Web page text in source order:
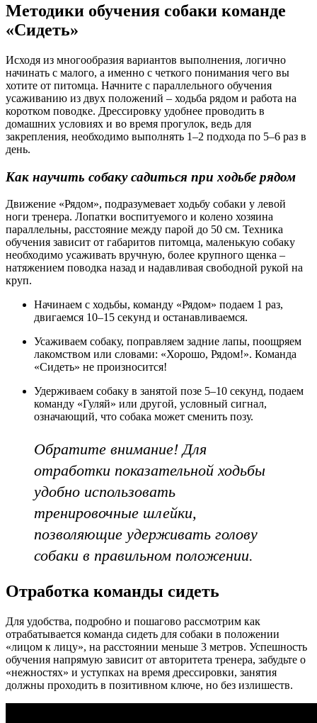
Методики обучения собаки команде
«Сидеть»
Исходя из многообразия вариантов выполнения, логично
начинать с малого, а именно с четкого понимания чего вы
хотите от питомца. Начните с параллельного обучения
усаживанию из двух положений – ходьба рядом и работа на
коротком поводке. Дрессировку удобнее проводить в
домашних условиях и во время прогулок, ведь для
закрепления, необходимо выполнять 1–2 подхода по 5–6 раз в
день.
Как научить собаку садиться при ходьбе рядом
Движение «Рядом», подразумевает ходьбу собаки у левой
ноги тренера. Лопатки воспитуемого и колено хозяина
параллельны, расстояние между парой до 50 см. Техника
обучения зависит от габаритов питомца, маленькую собаку
необходимо усаживать вручную, более крупного щенка –
натяжением поводка назад и надавливая свободной рукой на
круп.
Начинаем с ходьбы, команду «Рядом» подаем 1 раз,
двигаемся 10–15 секунд и останавливаемся.
Усаживаем собаку, поправляем задние лапы, поощряем
лакомством или словами: «Хорошо, Рядом!». Команда
«Сидеть» не произносится!
Удерживаем собаку в занятой позе 5–10 секунд, подаем
команду «Гуляй» или другой, условный сигнал,
означающий, что собака может сменить позу.
Обратите внимание! Для
отработки показательной ходьбы
удобно использовать
тренировочные шлейки,
позволяющие удерживать голову
собаки в правильном положении.
Отработка команды сидеть
Для удобства, подробно и пошагово рассмотрим как
отрабатывается команда сидеть для собаки в положении
«лицом к лицу», на расстоянии меньше 3 метров. Успешность
обучения напрямую зависит от авторитета тренера, забудьте о
«нежностях» и уступках на время дрессировки, занятия
должны проходить в позитивном ключе, но без излишеств.